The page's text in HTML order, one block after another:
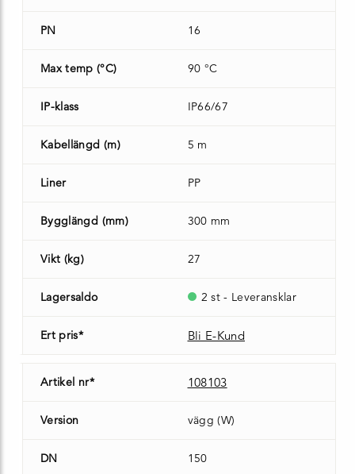
PN 16
Max temp (°C) 90 °C
IP-klass IP66/67
Kabellängd (m) 5 m
Liner PP
Bygglängd (mm) 300 mm
Vikt (kg) 27
Lagersaldo 2 st - Leveransklar
Ert pris* Bli E-Kund
Artikel nr* 108103
Version vägg (W)
DN 150